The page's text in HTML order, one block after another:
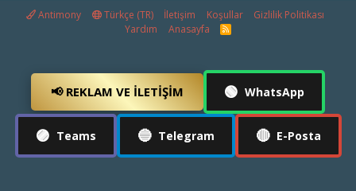
Antimony Türkçe (TR) İletişim Koşullar
Gizlilik Politikası
Yardım
Anasayfa
R
S
📢 REKLAM VE İLETIŞIM 🟢 WhatsApp
🟣 Teams 🔵 Telegram 🔴 E-Posta